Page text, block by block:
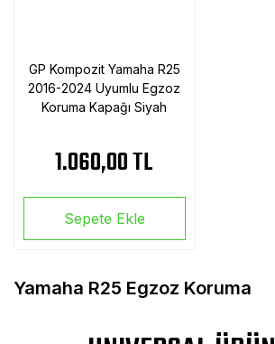
GP Kompozit Yamaha R25
2016-2024 Uyumlu Egzoz
Koruma Kapağı Siyah
1.060,00 TL
Sepete Ekle
Yamaha R25 Egzoz Koruma